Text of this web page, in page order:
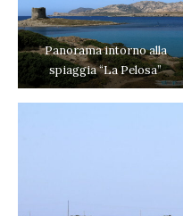
Panorama intorno alla
spiaggia “La Pelosa”